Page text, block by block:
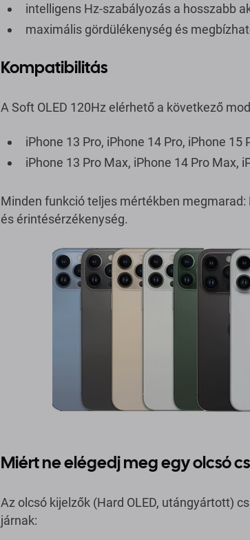
intelligens Hz-szabályozás a hosszabb
maximális gördülékenység és
Kompatibilitás
A Soft OLED 120Hz elérhető a következő
iPhone 13 Pro, iPhone 14 Pro, iPhone 15
iPhone 13 Pro Max, iPhone 14 Pro Max,
Minden funkció teljes mértékben
és érintésérzékenység.
Miért ne elégedj meg egy olcsó
Az olcsó kijelzők (Hard OLED, utángyártott)
járnak: